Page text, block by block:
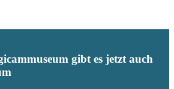
gibt es jetzt auch